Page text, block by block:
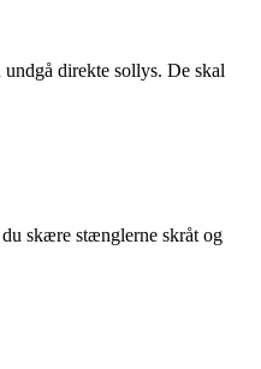
direkte sollys. De skal
skære stænglerne skråt og